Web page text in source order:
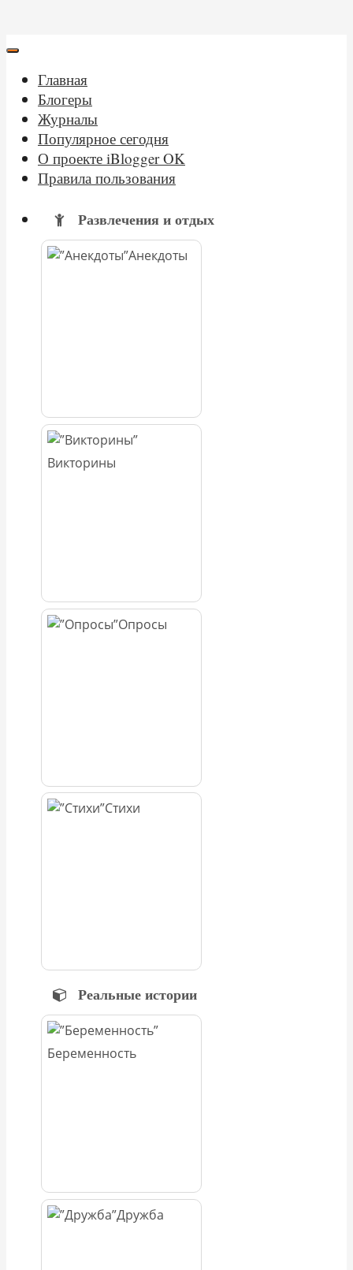
Главная
Блогеры
Журналы
Популярное сегодня
О проекте iBlogger OK
Правила пользования
Развлечения и отдых
Анекдоты
Викторины
Опросы
Стихи
Реальные истории
Беременность
Дружба